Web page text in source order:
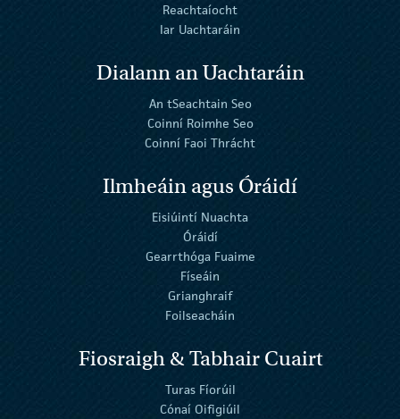
Reachtaíocht
Iar Uachtaráin
Dialann an Uachtaráin
An tSeachtain Seo
Coinní Roimhe Seo
Coinní Faoi Thrácht
Ilmheáin agus Óráidí
Eisiúintí Nuachta
Óráidí
Gearrthóga Fuaime
Físeáin
Grianghraif
Foilseacháin
Fiosraigh & Tabhair Cuairt
Turas Fíorúil
Cónaí Oifigiúil